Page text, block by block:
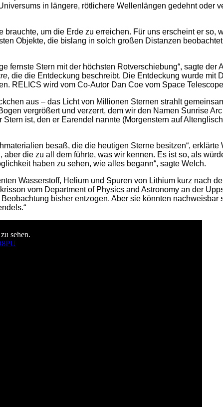
in längere, rötlichere Wellenlängen gedehnt oder
um die Erde zu erreichen. Für uns erscheint er so,
Objekte, die bislang in solch großen Distanzen
fernste Stern mit der höchsten Rotverschiebung“, sagte der
, die die Entdeckung beschreibt. Die Entdeckung wurde mit
RELICS wird vom Co-Autor Dan Coe vom Space
aus – das Licht von Millionen Sternen strahlt
vergrößert und verzerrt, dem wir den Namen Sunrise
ist, den er Earendel nannte (Morgenstern auf
besaß, die die heutigen Sterne besitzen“,
die zu all dem führte, was wir kennen. Es ist so, als
haben zu sehen, wie alles begann“, sagte Welch.
Wasserstoff, Helium und Spuren von Lithium kurz nach
vom Department of Physics and Astronomy an der
bisher entzogen. Aber sie könnten nachweisbar
sehen.